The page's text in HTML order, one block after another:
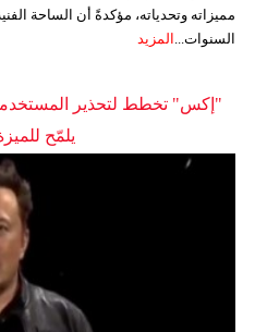
مميزاته وتحدياته، مؤكدةً أن الساحة
السنوات...
المزيد
"إكس" تخطط لتحذير
يلمّح